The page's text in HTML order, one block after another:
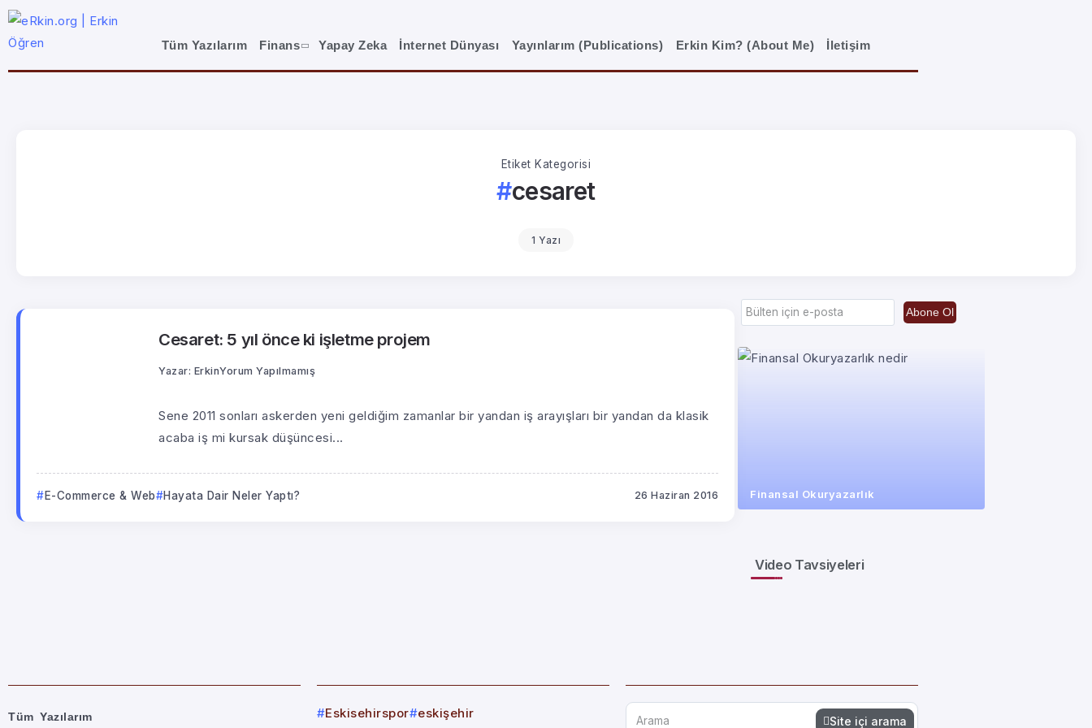
Tüm Yazılarım Finans Yapay Zeka İnternet Dünyası Yayınlarım (Publications) Erkin Kim? (About Me) İletişim
Etiket Kategorisi
cesaret
1 Yazı
Cesaret: 5 yıl önce ki işletme projem
Yazar: ErkinYorum Yapılmamış
Sene 2011 sonları askerden yeni geldiğim zamanlar bir yandan iş arayışları bir yandan da klasik
acaba iş mi kursak düşüncesi...
E-Commerce & Web Hayata Dair Neler Yaptı? 26 Haziran 2016
Abone Ol
Finansal Okuryazarlık
Video Tavsiyeleri
Tüm Yazılarım Eskisehirspor
eskişehir
Site içi arama